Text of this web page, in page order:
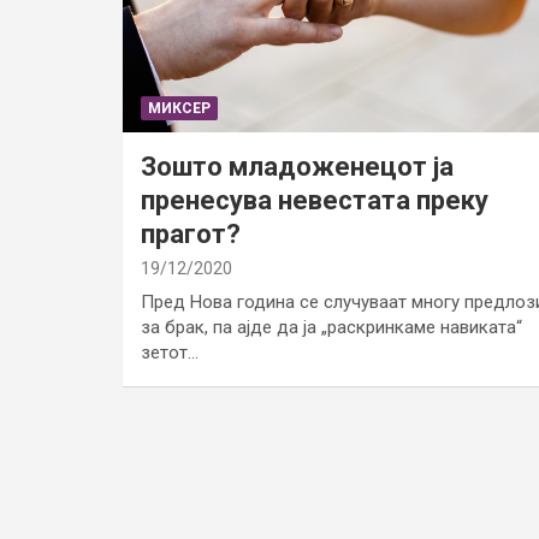
МИКСЕР
Зошто младоженецот ја
пренесува невестата преку
прагот?
19/12/2020
Пред Нова година се случуваат многу
за брак, па ајде да ја „раскринкаме навиката“
зетот…